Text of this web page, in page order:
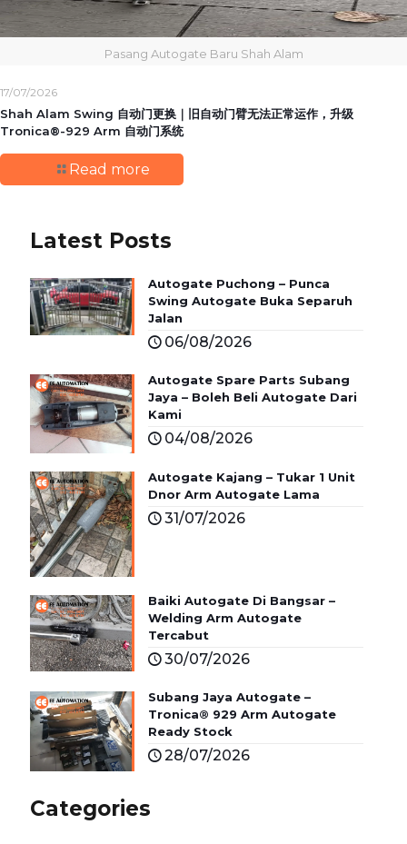
Pasang Autogate Baru Shah Alam
17/07/2026
Shah Alam Swing 自动门更换｜旧自动门臂无法正常运作，升级
Tronica®-929 Arm 自动门系统
Read more
Latest Posts
Autogate Puchong – Punca
Swing Autogate Buka Separuh
Jalan
06/08/2026
Autogate Spare Parts Subang
Jaya – Boleh Beli Autogate Dari
Kami
04/08/2026
Autogate Kajang – Tukar 1 Unit
Dnor Arm Autogate Lama
31/07/2026
Baiki Autogate Di Bangsar –
Welding Arm Autogate
Tercabut
30/07/2026
Subang Jaya Autogate –
Tronica® 929 Arm Autogate
Ready Stock
28/07/2026
Categories